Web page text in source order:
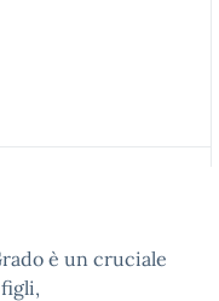
è un cruciale